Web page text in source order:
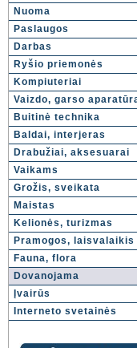
Nuoma
Paslaugos
Darbas
Ryšio priemonės
Kompiuteriai
Vaizdo, garso
Buitinė technika
Baldai, interjeras
Drabužiai, aksesuarai
Vaikams
Grožis, sveikata
Maistas
Kelionės, turizmas
Pramogos, laisvalaikis
Fauna, flora
Dovanojama
Įvairūs
Interneto svetainės